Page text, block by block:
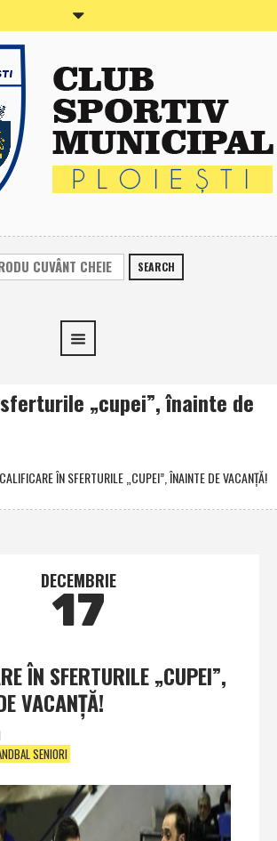
SEARCH
„cupei”, înainte de
CALIFICARE ÎN SFERTURILE „CUPEI”, ÎNAINTE DE VACANŢĂ!
DECEMBRIE
17
ÎN SFERTURILE „CUPEI”,
VACANŢĂ!
SENIORI